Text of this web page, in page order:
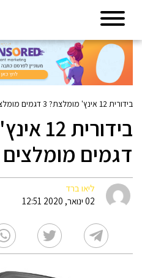
בידורית 12 אינץ' מומלצת? 3 דגמים מומלצים של בידוריות 12
דגמים מומלצים
ליאו ברד
02 ינואר, 2020 12:51